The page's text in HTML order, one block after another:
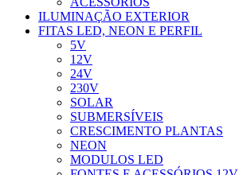
ILUMINAÇÃO EXTERIOR
FITAS LED, NEON E PERFIL
5V
12V
24V
230V
SOLAR
SUBMERSÍVEIS
CRESCIMENTO PLANTAS
NEON
MODULOS LED